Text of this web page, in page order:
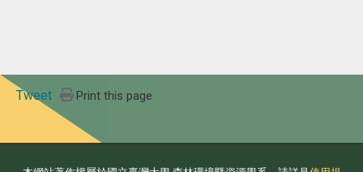
Tweet Print this page